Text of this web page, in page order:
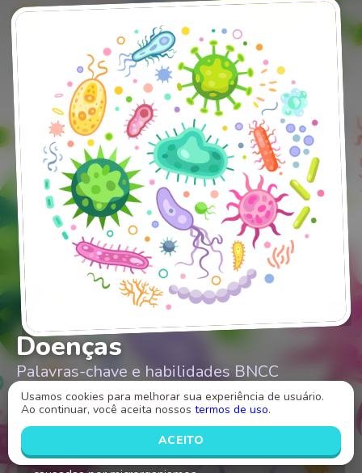
Doenças
Palavras-chave e habilidades BNCC
Doenças MICRORGANISMOS EF04CI02
Identificar caracteristicas de cada uma das doenças
Usamos cookies para melhorar sua experiência de usuário.
Ao continuar, você aceita nossos termos de uso.
ACEITO